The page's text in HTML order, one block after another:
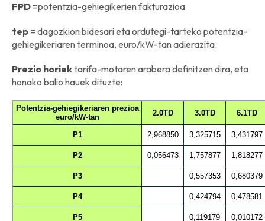
FPD =potentzia-gehiegikerien fakturazioa
tep = dagozkion bidesari eta ordutegi-tarteko potentzia-
gehiegikeriaren terminoa, euro/kW-tan adierazita.
Prezio horiektarifa-motaren arabera definitzen dira, eta
honako balio hauek dituzte: